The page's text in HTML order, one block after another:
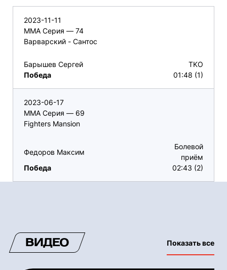
2023-11-11
ММА Серия — 74
Варварский - Сантос
Барышев Сергей
Победа
TKO
01:48 (1)
2023-06-17
ММА Серия — 69
Fighters Mansion
Федоров Максим
Победа
Болевой
приём
02:43 (2)
ВИДЕО Показать все